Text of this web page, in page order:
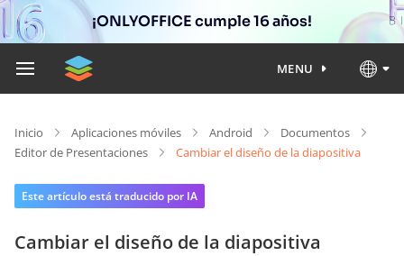
¡ONLYOFFICE cumple 16 años!
MENU
Inicio Aplicaciones móviles Android
Documentos
Editor de Presentaciones
Cambiar el diseño de la diapositiva
Este artículo está traducido por IA
Cambiar el diseño de la diapositiva